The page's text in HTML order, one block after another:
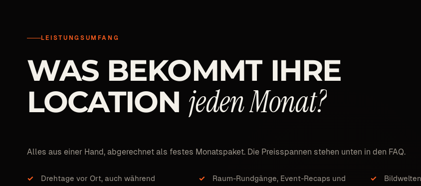
LEISTUNGSUMFANG
WAS BEKOMMT IHRE
LOCATION jedenMonat?
Alles aus einer Hand, abgerechnet als festes Monatspaket. Die Preisspannen stehen unten in den FAQ.
Drehtage vor Ort, auch während Raum-Rundgänge, Event-Recaps und